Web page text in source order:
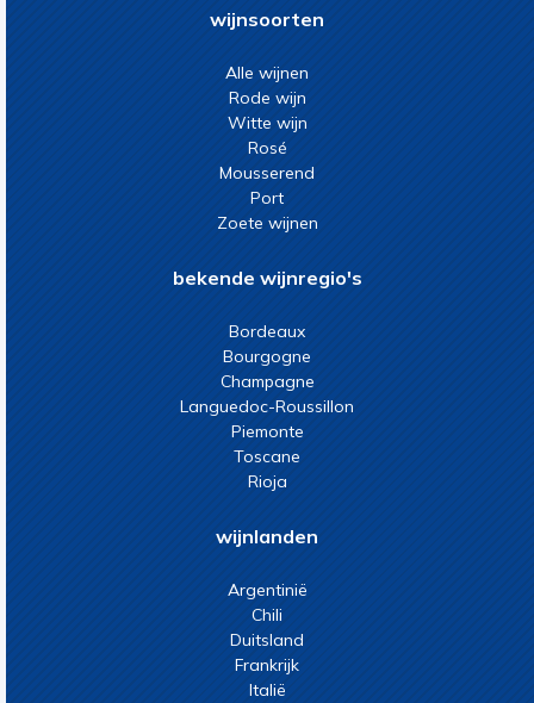
wijnsoorten
Alle wijnen
Rode wijn
Witte wijn
Rosé
Mousserend
Port
Zoete wijnen
bekende wijnregio's
Bordeaux
Bourgogne
Champagne
Languedoc-Roussillon
Piemonte
Toscane
Rioja
wijnlanden
Argentinië
Chili
Duitsland
Frankrijk
Italië